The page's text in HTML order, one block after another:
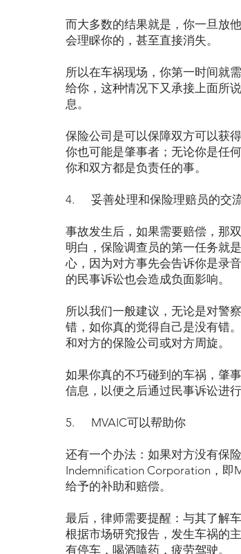
而大多数的结果就是，你一旦放
会理睬你的，甚至直接消失。
所以在车祸现场，你第一时间就
给你，这种情况下又承接上面所
息。
保险公司是可以保障双方可以获
你也可能是肇事者；无论你是任
你和双方都是负责任的事。
4. 妥善处理和保险理赔员的交
事故发生后，如果需要赔偿，那
明白，保险调查员的第一任务就
心，因为对方事先会告诉你是录
的民事诉讼也会造成负面影响。
所以我们一般建议，无论是对警
错，如你真的觉得自己是没有错
和对方的保险公司或对方周旋。
如果你真的不巧碰到的车祸，肇
信息，以便之后通过民事诉讼进行
5. MVAIC可以帮助你
还有一个办法：如果对方没有保
Indemnification Corporation，即
给予的补助和赔偿。
最后，律师需要提醒：与其了解
根据市场研究报告，发生车祸的
有停车，喝酒嗑药，疲劳驾驶。